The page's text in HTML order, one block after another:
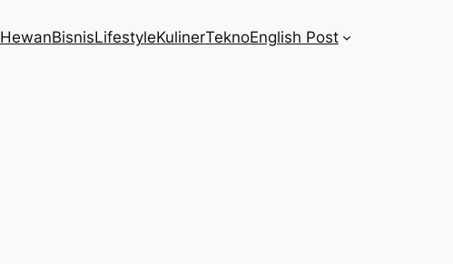
HewanBisnisLifestyleKulinerTeknoEnglish Post